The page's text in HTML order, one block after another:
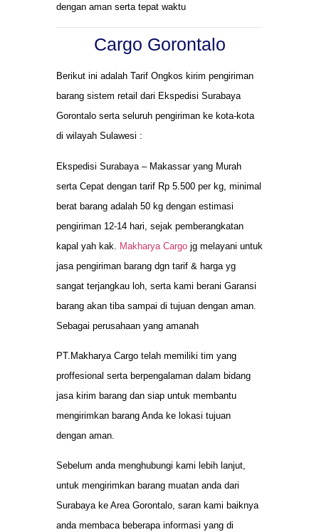
dengan aman serta tepat waktu
Cargo Gorontalo
Berikut ini adalah Tarif Ongkos kirim pengiriman
barang sistem retail dari Ekspedisi Surabaya
Gorontalo serta seluruh pengiriman ke kota-kota
di wilayah Sulawesi :
Ekspedisi Surabaya – Makassar yang Murah
serta Cepat dengan tarif Rp 5.500 per kg, minimal
berat barang adalah 50 kg dengan estimasi
pengiriman 12-14 hari, sejak pemberangkatan
kapal yah kak. Makharya Cargo jg melayani untuk
jasa pengiriman barang dgn tarif & harga yg
sangat terjangkau loh, serta kami berani Garansi
barang akan tiba sampai di tujuan dengan aman.
Sebagai perusahaan yang amanah
PT.Makharya Cargo telah memiliki tim yang
proffesional serta berpengalaman dalam bidang
jasa kirim barang dan siap untuk membantu
mengirimkan barang Anda ke lokasi tujuan
dengan aman.
Sebelum anda menghubungi kami lebih lanjut,
untuk mengirimkan barang muatan anda dari
Surabaya ke Area Gorontalo, saran kami baiknya
anda membaca beberapa informasi yang di